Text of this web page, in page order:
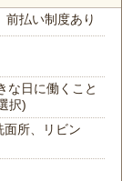
前払い制度あり
な日に働くこと
択)
面所、リビン